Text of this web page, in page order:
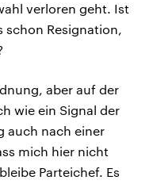
verloren geht. Ist
schon Resignation,
aber auf der
wie ein Signal der
auch nach einer
mich hier nicht
Parteichef. Es